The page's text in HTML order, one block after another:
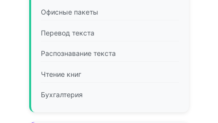
Офисные пакеты
Перевод текста
Распознавание текста
Чтение книг
Бухгалтерия